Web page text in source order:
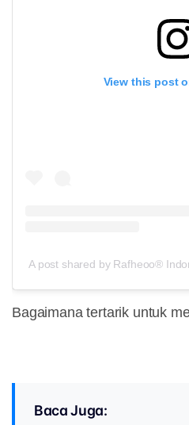
View this post
A post shared by Rafheoo®
Bagaimana tertarik untuk
Baca Juga: